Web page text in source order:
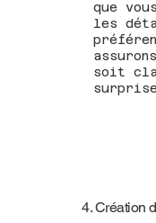
que
les
soit
4. Création